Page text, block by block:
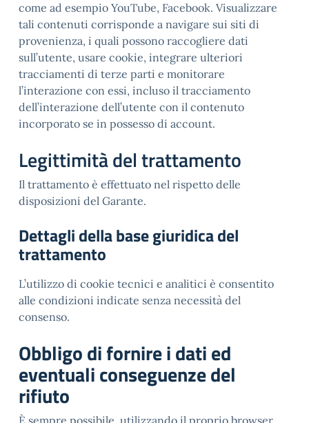
come ad esempio YouTube, Facebook. Visualizzare
tali contenuti corrisponde a navigare sui siti di
provenienza, i quali possono raccogliere dati
sull’utente, usare cookie, integrare ulteriori
tracciamenti di terze parti e monitorare
l’interazione con essi, incluso il tracciamento
dell’interazione dell’utente con il contenuto
incorporato se in possesso di account.
Legittimità del trattamento
Il trattamento è effettuato nel rispetto delle
disposizioni del Garante.
Dettagli della base giuridica del
trattamento
L’utilizzo di cookie tecnici e analitici è consentito
alle condizioni indicate senza necessità del
consenso.
Obbligo di fornire i dati ed
eventuali conseguenze del
rifiuto
È sempre possibile, utilizzando il proprio browser,